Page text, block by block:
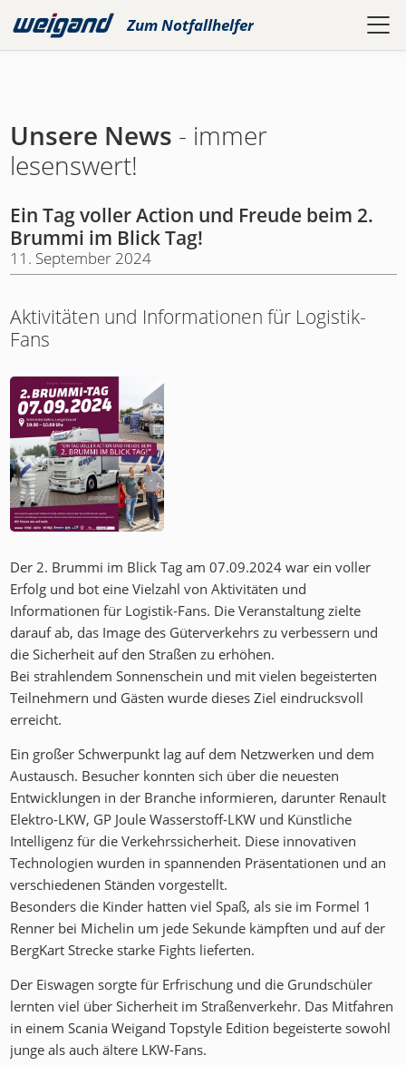
ZumNotfallhelfer
Unsere News - immer
lesenswert!
Ein Tag voller Action und Freude beim 2.
Brummi im Blick Tag!
11. September 2024
Aktivitäten und Informationen für Logistik-
Fans
Der 2. Brummi im Blick Tag am 07.09.2024 war ein voller
Erfolg und bot eine Vielzahl von Aktivitäten und
Informationen für Logistik-Fans. Die Veranstaltung zielte
darauf ab, das Image des Güterverkehrs zu verbessern und
die Sicherheit auf den Straßen zu erhöhen.
Bei strahlendem Sonnenschein und mit vielen begeisterten
Teilnehmern und Gästen wurde dieses Ziel eindrucksvoll
erreicht.
Ein großer Schwerpunkt lag auf dem Netzwerken und dem
Austausch. Besucher konnten sich über die neuesten
Entwicklungen in der Branche informieren, darunter Renault
Elektro-LKW, GP Joule Wasserstoff-LKW und Künstliche
Intelligenz für die Verkehrssicherheit. Diese innovativen
Technologien wurden in spannenden Präsentationen und an
verschiedenen Ständen vorgestellt.
Besonders die Kinder hatten viel Spaß, als sie im Formel 1
Renner bei Michelin um jede Sekunde kämpften und auf der
BergKart Strecke starke Fights lieferten.
Der Eiswagen sorgte für Erfrischung und die Grundschüler
lernten viel über Sicherheit im Straßenverkehr. Das Mitfahren
in einem Scania Weigand Topstyle Edition begeisterte sowohl
junge als auch ältere LKW-Fans.